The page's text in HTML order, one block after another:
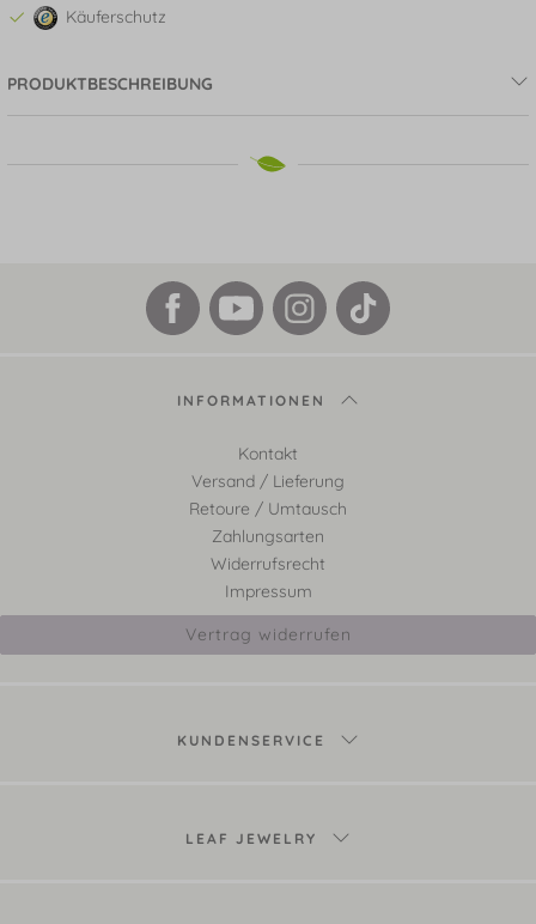
Käuferschutz
PRODUKTBESCHREIBUNG
INFORMATIONEN
Kontakt
Versand / Lieferung
Retoure / Umtausch
Zahlungsarten
Widerrufsrecht
Impressum
Vertrag widerrufen
KUNDENSERVICE
LEAF JEWELRY